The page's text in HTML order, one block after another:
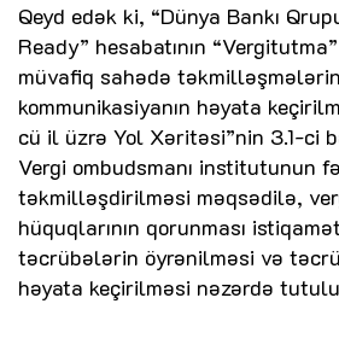
Qeyd edək ki, “Dünya Bankı
Ready” hesabatının
müvafiq sahədə
kommunikasiyanın həyata
cü il üzrə Yol Xəritəsi”nin 3.1-ci
Vergi ombudsmanı institutunun
təkmilləşdirilməsi məqsədilə,
hüquqlarının qorunması
təcrübələrin öyrənilməsi və
həyata keçirilməsi nəzərdə